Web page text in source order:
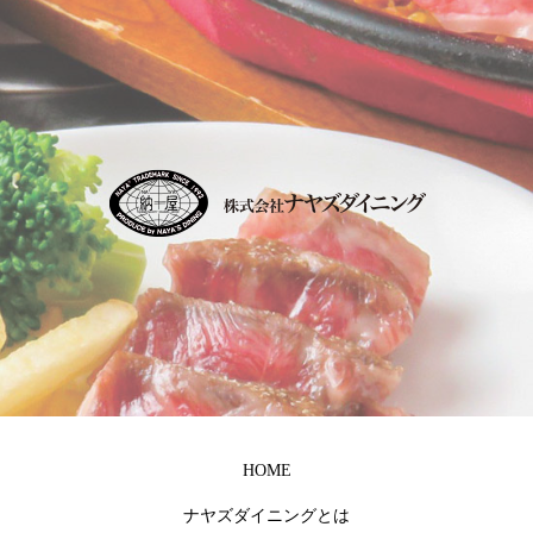
HOME
ナヤズダイニングとは